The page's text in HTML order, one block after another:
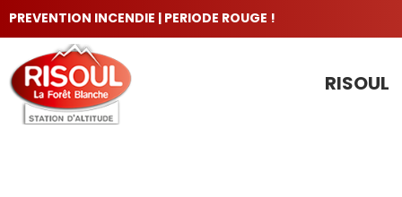
PREVENTION INCENDIE | PERIODE ROUGE !
RISOUL